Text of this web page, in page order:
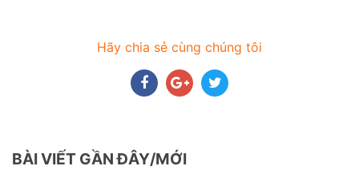
Hãy chia sẻ cùng chúng tôi
BÀI VIẾT GẦN ĐÂY/MỚI